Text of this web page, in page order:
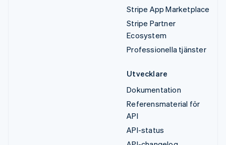
Stripe App Marketplace
Stripe Partner
Ecosystem
Professionella tjänster
Utvecklare
Dokumentation
Referensmaterial för
API
API-status